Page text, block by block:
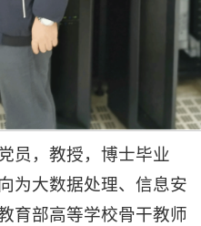
员，教授，博士毕业
为大数据处理、信息安
育部高等学校骨干教师